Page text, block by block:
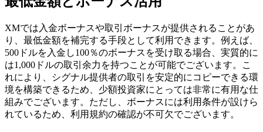
XMでは入金ボーナスや取引ボーナスが提供されることがあ
り、最低金額を補完する手段として利用できます。例えば、
500ドルを入金し100％のボーナスを受け取る場合、実質的に
は1,000ドルの取引余力を持つことが可能でございます。こ
れにより、シグナル提供者の取引を安定的にコピーできる環
境を構築できるため、少額投資家にとっては非常に有用な仕
組みでございます。ただし、ボーナスには利用条件が設けら
れているため、利用規約の確認が不可欠でございます。